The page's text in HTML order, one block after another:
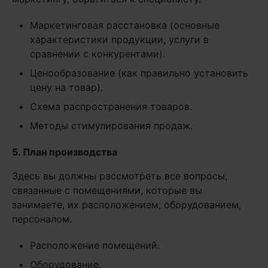
Маркетинговая расстановка (основные
характеристики продукции, услуги в
сравнении с конкурентами).
Ценообразование (как правильно установить
цену на товар).
Схема распространения товаров.
Методы стимулирования продаж.
5. План производства
Здесь вы должны рассмотреть все вопросы,
связанные с помещениями, которые вы
занимаете, их расположением, оборудованием,
персоналом.
Расположение помещений.
Оборудование.